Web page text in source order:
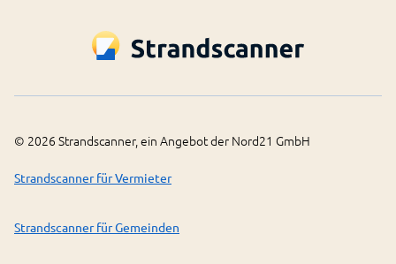
© 2026 Strandscanner, ein Angebot der Nord21 GmbH
Strandscanner für Vermieter
Strandscanner für Gemeinden